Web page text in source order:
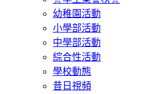
幼稚園活動
小學部活動
中學部活動
綜合性活動
學校動態
昔日視頻